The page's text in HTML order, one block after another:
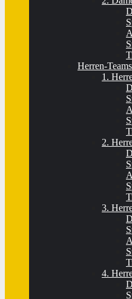
Herren-Teams
1.
2.
3.
4.